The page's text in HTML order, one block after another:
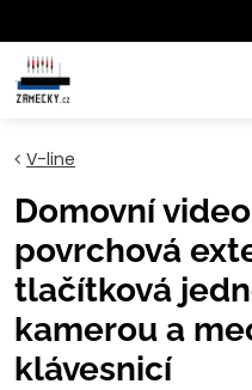
V-line
Domovní
povrchová
tlačítková
kamerou a
klávesnicí